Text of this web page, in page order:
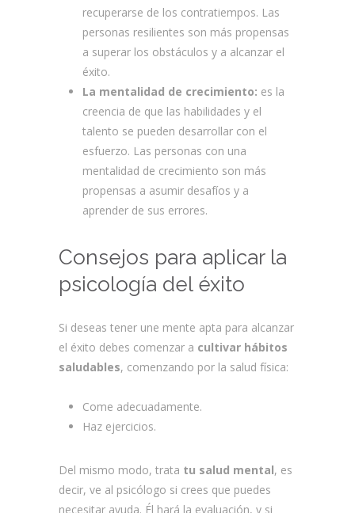
recuperarse de los contratiempos. Las
personas resilientes son más propensas
a superar los obstáculos y a alcanzar el
éxito.
La mentalidad de crecimiento: es la
creencia de que las habilidades y el
talento se pueden desarrollar con el
esfuerzo. Las personas con una
mentalidad de crecimiento son más
propensas a asumir desafíos y a
aprender de sus errores.
Consejos para aplicar la
psicología del éxito
Si deseas tener une mente apta para alcanzar
el éxito debes comenzar a cultivar hábitos
saludables, comenzando por la salud física:
Come adecuadamente.
Haz ejercicios.
Del mismo modo, trata tu salud mental, es
decir, ve al psicólogo si crees que puedes
necesitar ayuda. Él hará la evaluación, y si